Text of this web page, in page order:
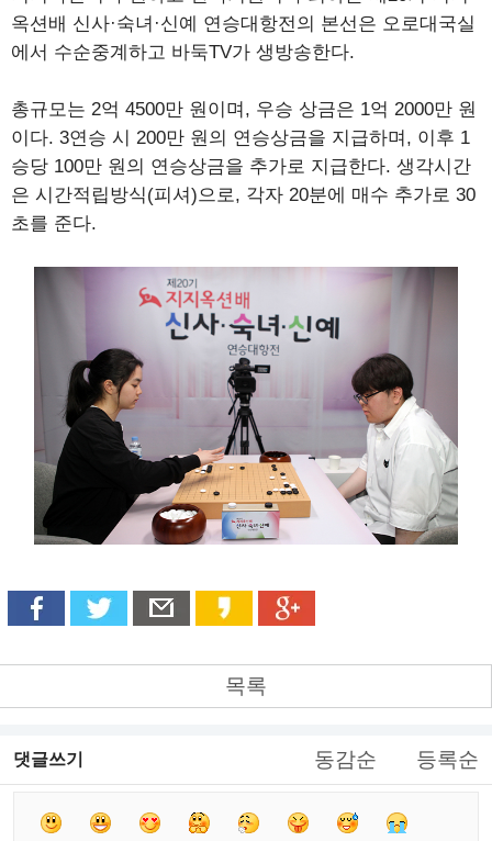
옥션배 신사·숙녀·신예 연승대항전의 본선은 오로대국실
에서 수순중계하고 바둑TV가 생방송한다.
총규모는 2억 4500만 원이며, 우승 상금은 1억 2000만 원
이다. 3연승 시 200만 원의 연승상금을 지급하며, 이후 1
승당 100만 원의 연승상금을 추가로 지급한다. 생각시간
은 시간적립방식(피셔)으로, 각자 20분에 매수 추가로 30
초를 준다.
목록
댓글쓰기 동감순 등록순